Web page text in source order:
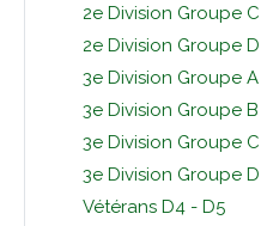
2e Division Groupe C
2e Division Groupe D
3e Division Groupe A
3e Division Groupe B
3e Division Groupe C
3e Division Groupe D
Vétérans D4 - D5